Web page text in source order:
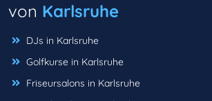
von Karlsruhe
DJs in Karlsruhe
Golfkurse in Karlsruhe
Friseursalons in Karlsruhe